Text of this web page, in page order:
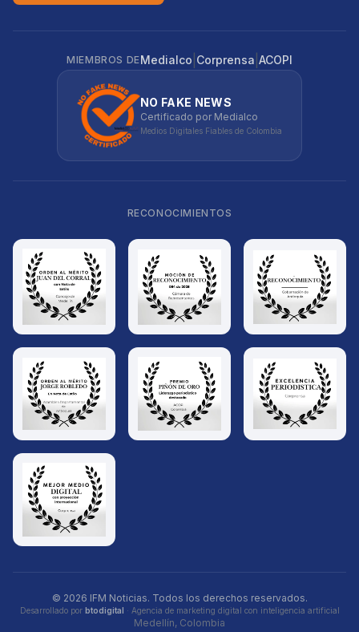
MIEMBROS DEMedialco Corprensa ACOPI
NO FAKE NEWS
Certificado por Medialco
Medios Digitales Fiables de Colombia
RECONOCIMIENTOS
© 2026 IFM Noticias. Todos los derechos reservados.
Desarrollado por btodigital · Agencia de marketing digital con inteligencia artificial
Medellín, Colombia